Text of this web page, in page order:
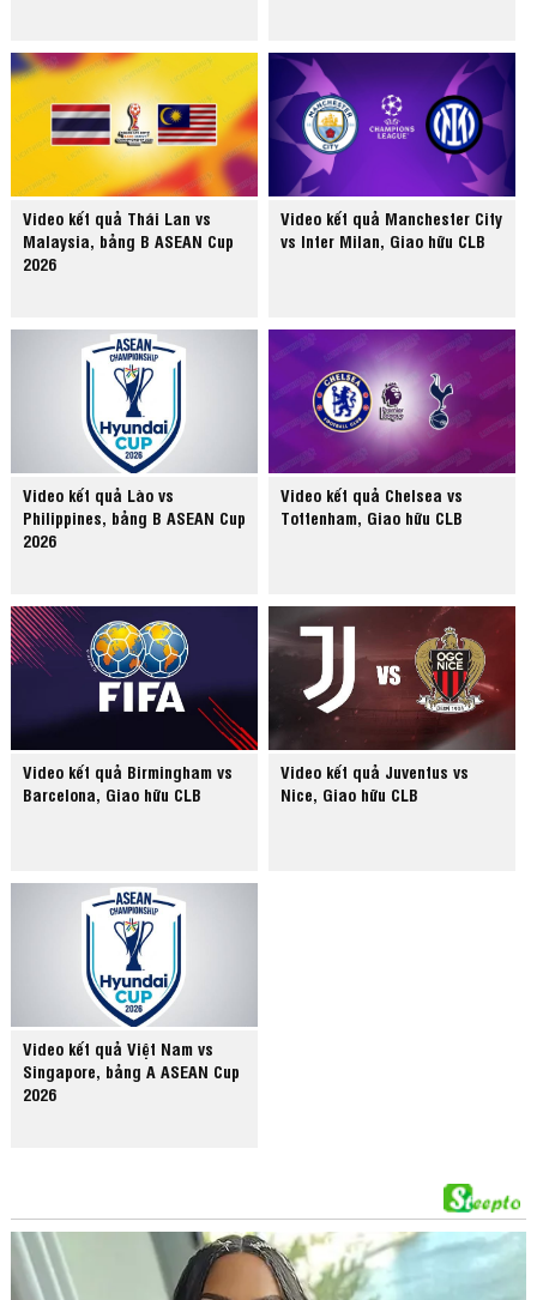
Video kết quả Thái Lan vs
Malaysia, bảng B ASEAN Cup
2026
Video kết quả Manchester City
vs Inter Milan, Giao hữu CLB
Video kết quả Lào vs
Philippines, bảng B ASEAN Cup
2026
Video kết quả Chelsea vs
Tottenham, Giao hữu CLB
Video kết quả Birmingham vs
Barcelona, Giao hữu CLB
Video kết quả Juventus vs
Nice, Giao hữu CLB
Video kết quả Việt Nam vs
Singapore, bảng A ASEAN Cup
2026